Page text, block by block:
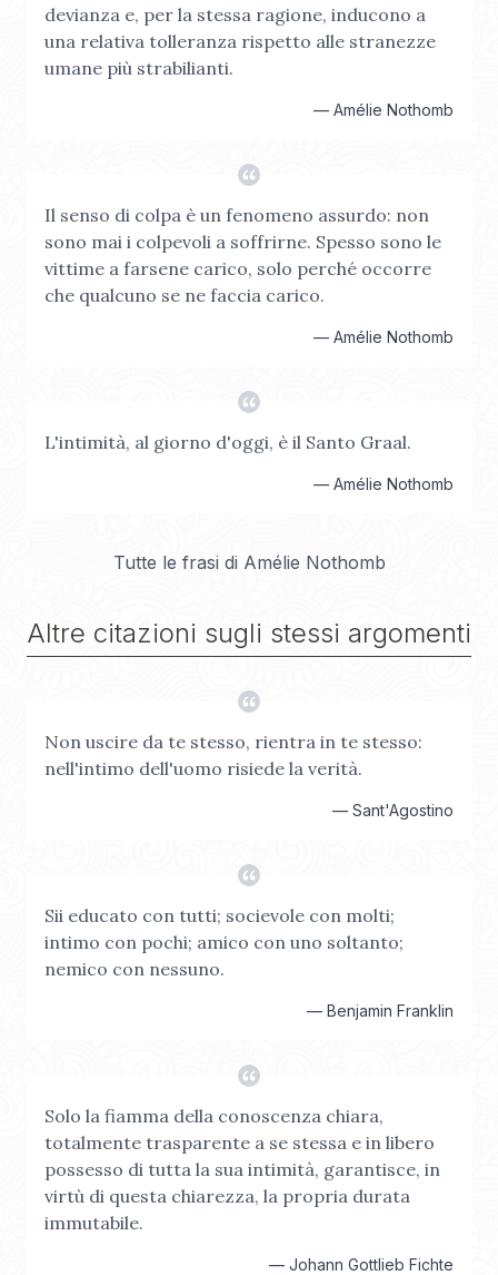
devianza e, per la stessa ragione, inducono a
una relativa tolleranza rispetto alle stranezze
umane più strabilianti.
— Amélie Nothomb
Il senso di colpa è un fenomeno assurdo: non
sono mai i colpevoli a soffrirne. Spesso sono le
vittime a farsene carico, solo perché occorre
che qualcuno se ne faccia carico.
— Amélie Nothomb
L'intimità, al giorno d'oggi, è il Santo Graal.
— Amélie Nothomb
Tutte le frasi di Amélie Nothomb
Altre citazioni sugli stessi argomenti
Non uscire da te stesso, rientra in te stesso:
nell'intimo dell'uomo risiede la verità.
— Sant'Agostino
Sii educato con tutti; socievole con molti;
intimo con pochi; amico con uno soltanto;
nemico con nessuno.
— Benjamin Franklin
Solo la fiamma della conoscenza chiara,
totalmente trasparente a se stessa e in libero
possesso di tutta la sua intimità, garantisce, in
virtù di questa chiarezza, la propria durata
immutabile.
— Johann Gottlieb Fichte